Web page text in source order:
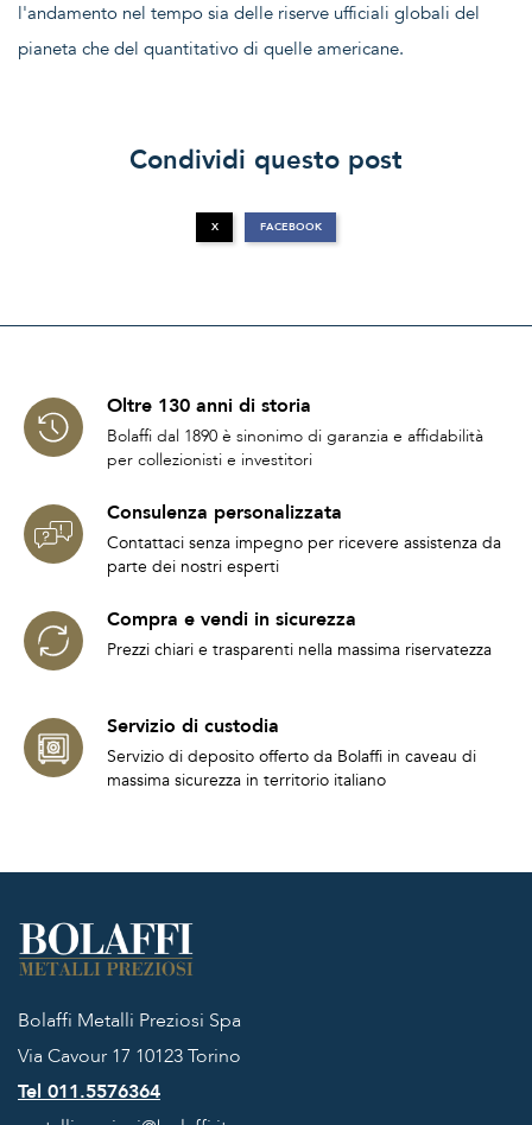
l'andamento nel tempo sia delle riserve ufficiali globali del
pianeta che del quantitativo di quelle americane.
Condividi questo post
X FACEBOOK
Oltre 130 anni di storia
Bolaffi dal 1890 è sinonimo di garanzia e affidabilità
per collezionisti e investitori
Consulenza personalizzata
Contattaci senza impegno per ricevere assistenza da
parte dei nostri esperti
Compra e vendi in sicurezza
Prezzi chiari e trasparenti nella massima riservatezza
Servizio di custodia
Servizio di deposito offerto da Bolaffi in caveau di
massima sicurezza in territorio italiano
Bolaffi Metalli Preziosi Spa
Via Cavour 17 10123 Torino
Tel 011.5576364